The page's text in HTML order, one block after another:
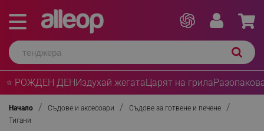
⭐ РОЖДЕН ДЕНИздухай жегатаЦарят на грила
Начало Съдове и аксесоари
Съдове за готвене и печене
Тигани